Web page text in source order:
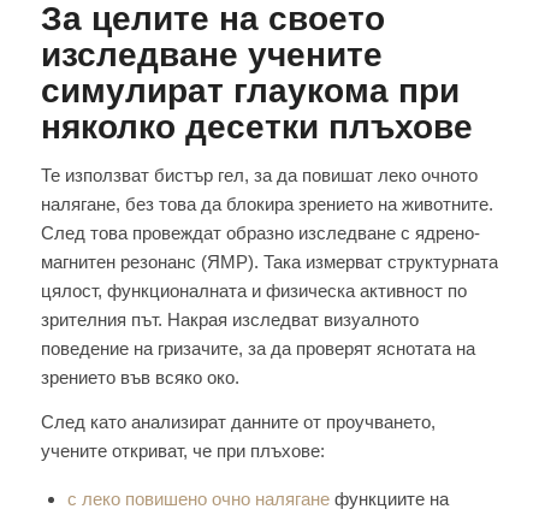
За целите на своето
изследване учените
симулират глаукома при
няколко десетки плъхове
Те използват бистър гел, за да повишат леко очното
налягане, без това да блокира зрението на животните.
След това провеждат образно изследване с ядрено-
магнитен резонанс (ЯМР). Така измерват структурната
цялост, функционалната и физическа активност по
зрителния път. Накрая изследват визуалното
поведение на гризачите, за да проверят яснотата на
зрението във всяко око.
След като анализират данните от проучването,
учените откриват, че при плъхове:
с леко повишено очно наляганефункциите на